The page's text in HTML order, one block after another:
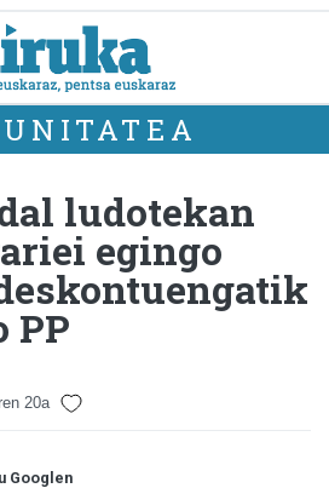
ludotekan
egingo
PP
20a
Googlen